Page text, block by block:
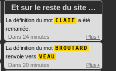
Et sur le reste du site …
La définition du mot CLAIE a été
remaniée.
Dans 24 minutes
Plus+
La définition du mot BROUTARD
renvoie vers VEAU
Dans 20 minutes
Plus+